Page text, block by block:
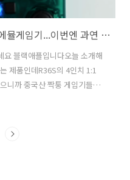
와...또 나왔네...4인치 1:1 비율 에뮬게임기...이번엔 과연 어떨까?
블랙애플입니다오늘 소개해
제품인데R36S의 4인치 1:1
니까 중국산 짝퉁 게임기들이
R36 울트라도 그렇고지금
탑재 했는데 부품이 진짜 저렴